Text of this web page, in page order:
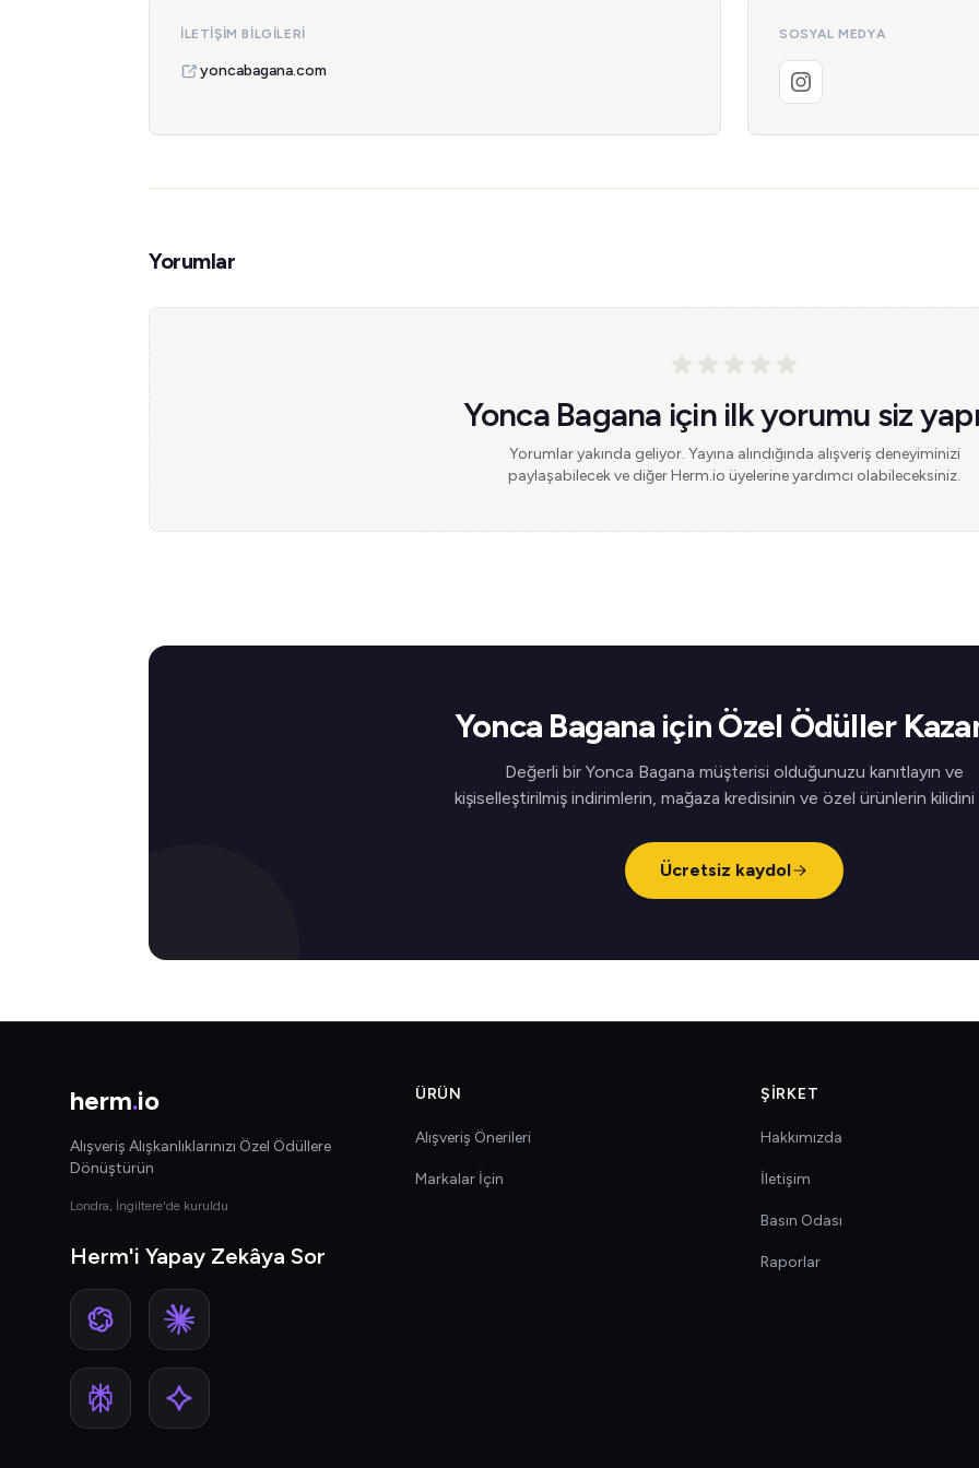
İLETIŞIM BILGILERI
yoncabagana.com
SOSYAL MEDYA
Yorumlar
Yonca Bagana için ilk yorumu siz
Yorumlar yakında geliyor. Yayına alındığında alışveriş deneyiminizi
paylaşabilecek ve diğer Herm.io üyelerine yardımcı olabileceksiniz.
Yonca Bagana için Özel Ödüller
Değerli bir Yonca Bagana müşterisi olduğunuzu kanıtlayın ve
kişiselleştirilmiş indirimlerin, mağaza kredisinin ve özel ürünlerin kilidini
Ücretsiz kaydol
herm.io
Alışveriş Alışkanlıklarınızı Özel Ödüllere
Dönüştürün
Londra, İngiltere'de kuruldu
Herm'i Yapay Zekâya Sor
ÜRÜN
Alışveriş Önerileri
Markalar İçin
ŞIRKET
Hakkımızda
İletişim
Basın Odası
Raporlar